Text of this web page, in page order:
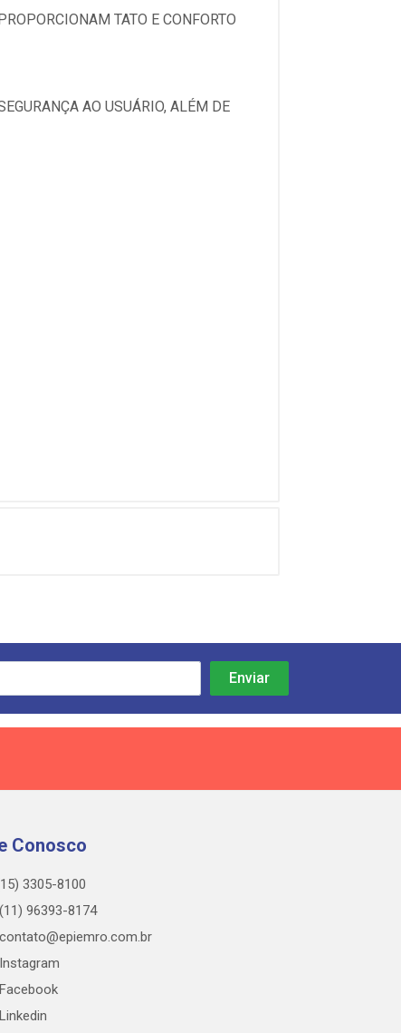
TATO E CONFORTO
AO USUÁRIO, ALÉM DE
Conosco
3305-8100
(11) 96393-8174
contato@epiemro.com.br
Instagram
Facebook
Linkedin